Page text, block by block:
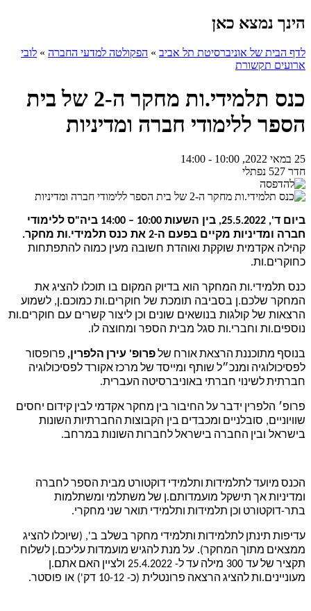
הינך נמצא כאן
לדף הבית של אוניברסיטת תל אביב » הפקולטה למדעי החברה » לובי
ארועים תקשורת
כנס תלמידי.ות מחקר ה-2 של בית
הספר ללימודי חברה ומדיניות
25 במאי 2022, 10:00 - 14:00
חדר 527 נפתלי
ביום ד', 25.5.2022, בין השעות 10:00 – 14:00 ביה"ס ללימודי
חברה ומדיניות מקיים בפעם ה-2 את כנס תלמידי.ות מחקר.
קהילה אקדמית שוקקת ואוהדת חשובה מעין כמוה להתפתחות
כחוקרים.ות.
כנס תלמידי.ות המחקר הוא בדיוק המקום בו תוכלו להציג את
המחקר שלכם.ן בסביבה תומכת של חוקרים.ות כמוכם.ן, לשמוע
הרצאות של קולגות בנושאים שונים וכן ליצור קשרים עם חוקרים.ות
נוספים.ות וחברי.ות סגל מבית הספר ומחוצה לו.
בנוסף מתוכננת הרצאתאורח שלפרופ' עירן הלפרין, פרופסור
לפסיכולוגיה ומנכ״ל שותף ומייסד של מרכזאקורדלפסיכולוגיה
חברתיתלשינוי חברתי באוניברסיטה העברית.
פרופ׳ הלפרין ידברעל החיבור בין מחקראקדמי לבין קידום יחסים
שוויוניים, סובלניים
ומכבדים בין הקבוצות החברתיות השונות
בישראל ובין החברה בישראללחברות השונות במרחב.
הכנס מיועדלתלמידות ותלמידי דוקטורט מבית הספרלחברה
ומדיניותאך תישקל מועמדותם. של משתלמי ומשתלמות
בתר-דוקטורט וכן תלמידות ותלמידי תואר שני מחקרי.
עדיפות תינתן לתלמידות ותלמידי מחקר בשלב ב', (שיוכלו להציג
ממצאים מתוך המחקר). על מנתלהגיש מועמדותעליכם. לשלוח
תקציר שלעד 300 מילה עדל- 25.4.2022 ולציין האם אתם.
מעוניינים. ותלהציג הרצאה פרונטלית (כ- 10-12 דק') או פוסטר.